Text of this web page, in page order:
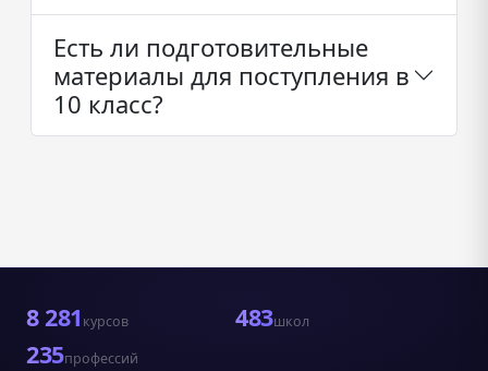
Есть ли подготовительные
материалы для поступления в
10 класс?
8 281 курсов 483школ
235профессий